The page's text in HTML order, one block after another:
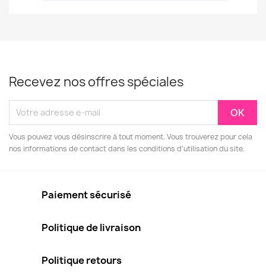
Recevez nos offres spéciales
Vous pouvez vous désinscrire à tout moment. Vous trouverez pour cela
nos informations de contact dans les conditions d'utilisation du site.
Paiement sécurisé
Politique de livraison
Politique retours